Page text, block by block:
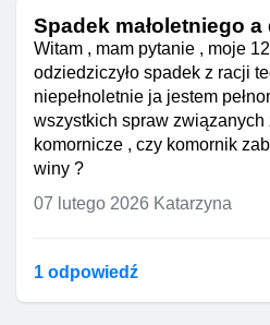
Spadek małoletniego a
Witam , mam pytanie , moje
odziedziczyło spadek z racji
niepełnoletnie ja jestem
wszystkich spraw związanych
komornicze , czy komornik
winy ?
07 lutego 2026 Katarzyna
1 odpowiedź